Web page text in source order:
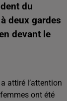
du
deux gardes
devant le
attiré l’attention
ont été